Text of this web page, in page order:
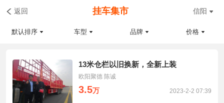
返回 挂车集市 信阳
默认排序 车型 品牌 价格
13米仓栏以旧换新，全新上装
欧阳聚德 陈诚
3.5万 2023-2-2 07:39